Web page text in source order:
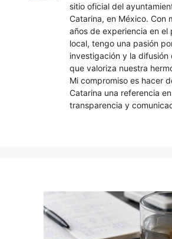
sitio oficial del
Catarina, en México. Con
años de experiencia en el
local, tengo una pasión
investigación y la difusión
que valoriza nuestra
Mi compromiso es hacer
Catarina una referencia
transparencia y